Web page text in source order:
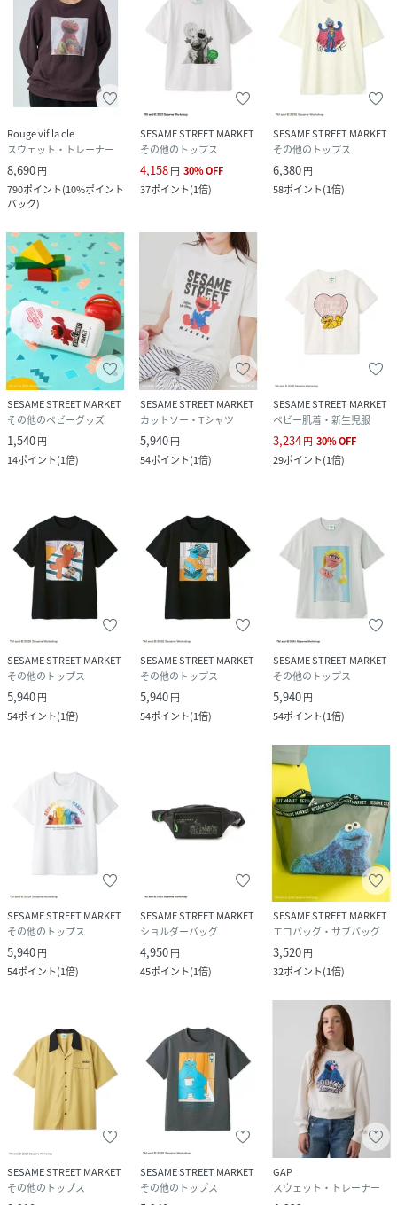
Rouge vif la cle
スウェット・トレーナー
8,690円
790ポイント(10%ポイント
バック)
SESAME STREET MARKET
その他のトップス
4,158円 30%OFF
37ポイント(1倍)
SESAME STREET MARKET
その他のトップス
6,380円
58ポイント(1倍)
SESAME STREET MARKET
その他のベビーグッズ
1,540円
14ポイント(1倍)
SESAME STREET MARKET
カットソー・Tシャツ
5,940円
54ポイント(1倍)
SESAME STREET MARKET
ベビー肌着・新生児服
3,234円 30%OFF
29ポイント(1倍)
SESAME STREET MARKET
その他のトップス
5,940円
54ポイント(1倍)
SESAME STREET MARKET
その他のトップス
5,940円
54ポイント(1倍)
SESAME STREET MARKET
その他のトップス
5,940円
54ポイント(1倍)
SESAME STREET MARKET
その他のトップス
5,940円
54ポイント(1倍)
SESAME STREET MARKET
ショルダーバッグ
4,950円
45ポイント(1倍)
SESAME STREET MARKET
エコバッグ・サブバッグ
3,520円
32ポイント(1倍)
SESAME STREET MARKET
その他のトップス
SESAME STREET MARKET
その他のトップス
GAP
スウェット・トレーナー